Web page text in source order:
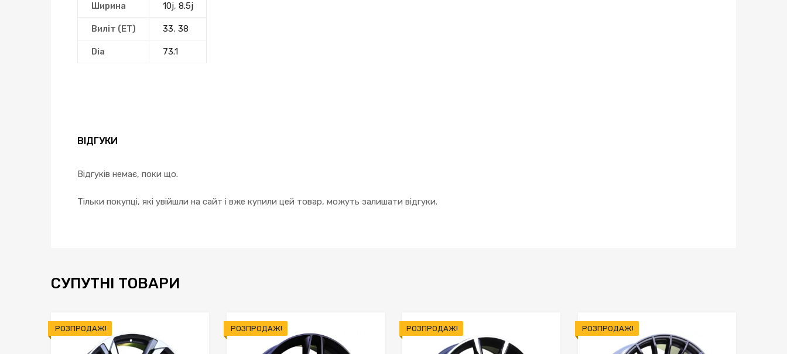
Ширина 10j, 8.5j
Виліт (ЕТ) 33, 38
Dia 73.1
ВІДГУКИ
Відгуків немає, поки що.
Тільки покупці, які увійшли на сайт і вже купили цей товар, можуть залишати відгуки.
СУПУТНІ ТОВАРИ
РОЗПРОДАЖ! РОЗПРОДАЖ! РОЗПРОДАЖ! РОЗПРОДАЖ!